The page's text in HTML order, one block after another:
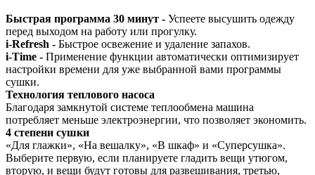
Быстрая программа 30 минут - Успеете высушить одежду
перед выходом на работу или прогулку.
i-Refresh - Быстрое освежение и удаление запахов.
i-Time - Применение функции автоматически оптимизирует
настройки времени для уже выбранной вами программы
сушки.
Технология теплового насоса
Благодаря замкнутой системе теплообмена машина
потребляет меньше электроэнергии, что позволяет экономить.
4 степени сушки
«Для глажки», «На вешалку», «В шкаф» и «Суперсушка».
Выберите первую, если планируете гладить вещи утюгом,
вторую, и вещи будут готовы для развешивания, третью,